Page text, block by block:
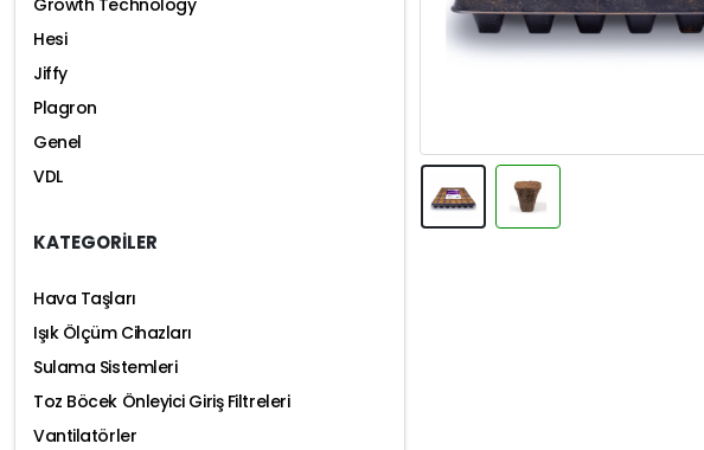
Growth Technology
Hesi
Jiffy
Plagron
Genel
VDL
KATEGORİLER
Hava Taşları
Işık Ölçüm Cihazları
Sulama Sistemleri
Toz Böcek Önleyici Giriş Filtreleri
Vantilatörler